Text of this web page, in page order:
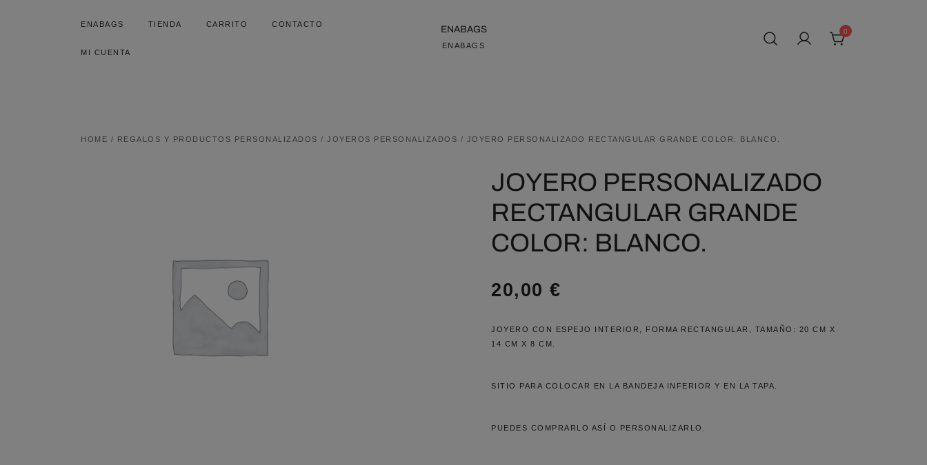
ENABAGS TIENDA CARRITO CONTACTO
MI CUENTA
ENABAGS
ENABAGS
0
HOME / REGALOS Y PRODUCTOS PERSONALIZADOS / JOYEROS PERSONALIZADOS / JOYERO PERSONALIZADO RECTANGULAR GRANDE COLOR: BLANCO.
JOYERO PERSONALIZADO
RECTANGULAR GRANDE
COLOR: BLANCO.
20,00 €
JOYERO CON ESPEJO INTERIOR, FORMA RECTANGULAR, TAMAÑO: 20 CM X
14 CM X 8 CM.
SITIO PARA COLOCAR EN LA BANDEJA INFERIOR Y EN LA TAPA.
PUEDES COMPRARLO ASÍ O PERSONALIZARLO.